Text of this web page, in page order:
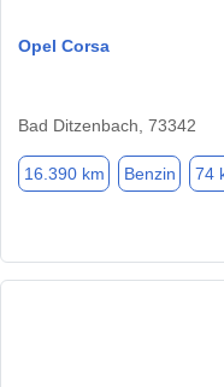
Opel Corsa
Bad Ditzenbach, 73342
16.390 km Benzin 74